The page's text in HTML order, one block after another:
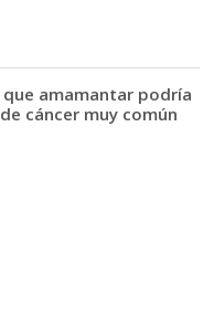
amamantar podría
cáncer muy común